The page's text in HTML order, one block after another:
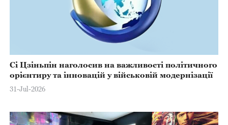
Сі Цзіньпін наголосив на важливості політичного
орієнтиру та інновацій у військовій модернізації
31-Jul-2026